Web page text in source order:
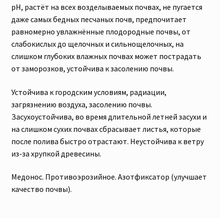
рН, растёт на всех возделываемых почвах, не пугается
даже самых бедных песчаных почв, предпочитает
равномерно увлажнённые плодородные почвы, от
слабокислых до щелочных и сильнощелочных, на
слишком глубоких влажных почвах может пострадать
от заморозков, устойчива к засолению почвы.
Устойчива к городским условиям, радиации,
загрязнению воздуха, засолению почвы.
Засухоустойчива, во время длительной летней засухи и
на слишком сухих почвах сбрасывает листья, которые
после полива быстро отрастают. Неустойчива к ветру
из-за хрупкой древесины.
Медонос. Противоэрозийное. Азотфиксатор (улучшает
качество почвы).